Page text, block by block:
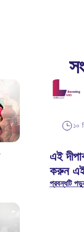
১০
এই
করুন এই
প্রবন্ধটি